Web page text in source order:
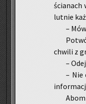
ścia­nach
lut­nie
–
chwi­li z
–
– Nie